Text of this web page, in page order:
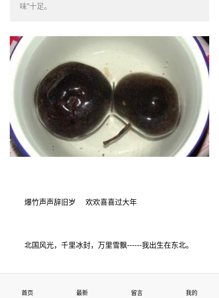
味”十足。
爆竹声声辞旧岁 欢欢喜喜过大年
北国风光，千里冰封，万里雪飘------我出生在东北。
但也是盼着想着过年——穿新衣，戴新帽，贴对联，放鞭炮，
首页 最新 留言 我的